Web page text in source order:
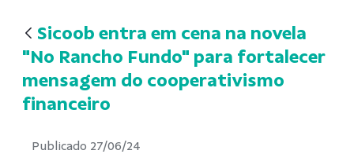
Sicoob entra em cena na novela
"No Rancho Fundo" para fortalecer
mensagem do cooperativismo
financeiro
Publicado 27/06/24